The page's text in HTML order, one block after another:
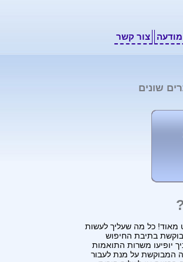
צור קשר
מאוד! כל מה שעליך לעשות
בתיבת החיפוש
יופיעו משרות התואמות
המבוקשת על מנת לעבור